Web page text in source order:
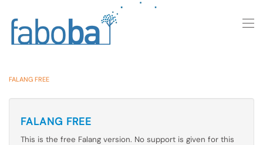
Skip to main content
FALANG FREE
FALANG FREE
This is the free Falang version. No support is given for this